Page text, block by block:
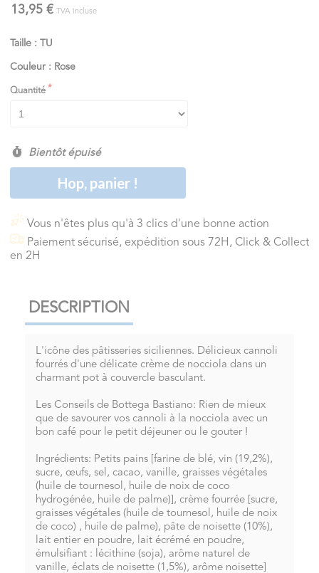
13,95 € TVA incluse
Taille : TU
Couleur : Rose
Quantité
Bientôt épuisé
Hop, panier !
Vous n'êtes plus qu'à 3 clics d'une bonne action
Paiement sécurisé, expédition sous 72H, Click & Collect
en 2H
DESCRIPTION
L'icône des pâtisseries siciliennes. Délicieux cannoli
fourrés d'une délicate crème de nocciola dans un
charmant pot à couvercle basculant.
Les Conseils de Bottega Bastiano: Rien de mieux
que de savourer vos cannoli à la nocciola avec un
bon café pour le petit déjeuner ou le gouter !
Ingrédients: Petits pains [farine de blé, vin (19,2%),
sucre, œufs, sel, cacao, vanille, graisses végétales
(huile de tournesol, huile de noix de coco
hydrogénée, huile de palme)], crème fourrée [sucre,
graisses végétales (huile de tournesol, huile de noix
de coco) , huile de palme), pâte de noisette (10%),
lait entier en poudre, lait écrémé en poudre,
émulsifiant : lécithine (soja), arôme naturel de
vanille, éclats de noisette (1,5%), arôme noisette]